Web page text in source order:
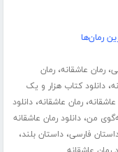
رمان‌ها
،رمان عاشقانه،رمان
،دانلود کتاب هزار و یک
،رمان عاشقانه،دانلود
من،دانلود رمان عاشقانه
فارسی،داستان بلند،